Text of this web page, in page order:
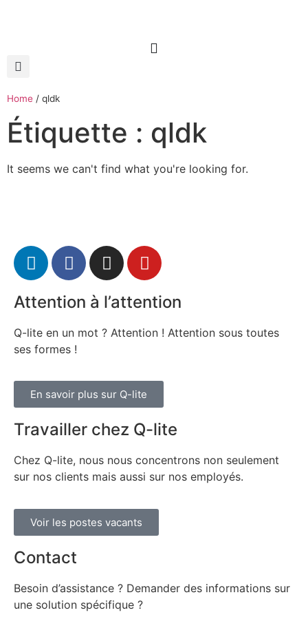
Home / qldk
Étiquette : qldk
It seems we can't find what you're looking for.
Attention à l’attention
Q-lite en un mot ? Attention ! Attention sous toutes
ses formes !
En savoir plus sur Q-lite
Travailler chez Q-lite
Chez Q-lite, nous nous concentrons non seulement
sur nos clients mais aussi sur nos employés.
Voir les postes vacants
Contact
Besoin d’assistance ? Demander des informations sur
une solution spécifique ?